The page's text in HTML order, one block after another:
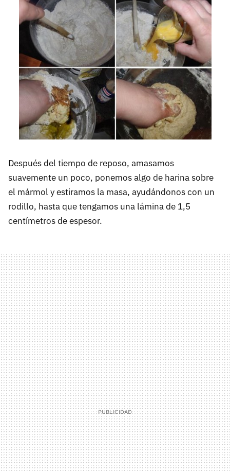
Después del tiempo de reposo, amasamos
suavemente un poco, ponemos algo de harina sobre
el mármol y estiramos la masa, ayudándonos con un
rodillo, hasta que tengamos una lámina de 1,5
centímetros de espesor.